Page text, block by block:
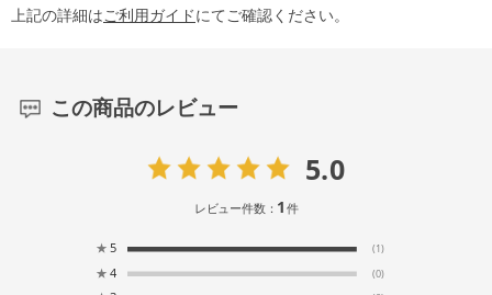
上記の詳細はご利用ガイドにてご確認ください。
この商品のレビュー
5.0
レビュー件数： 1件
★ 5 (1)
★ 4 (0)